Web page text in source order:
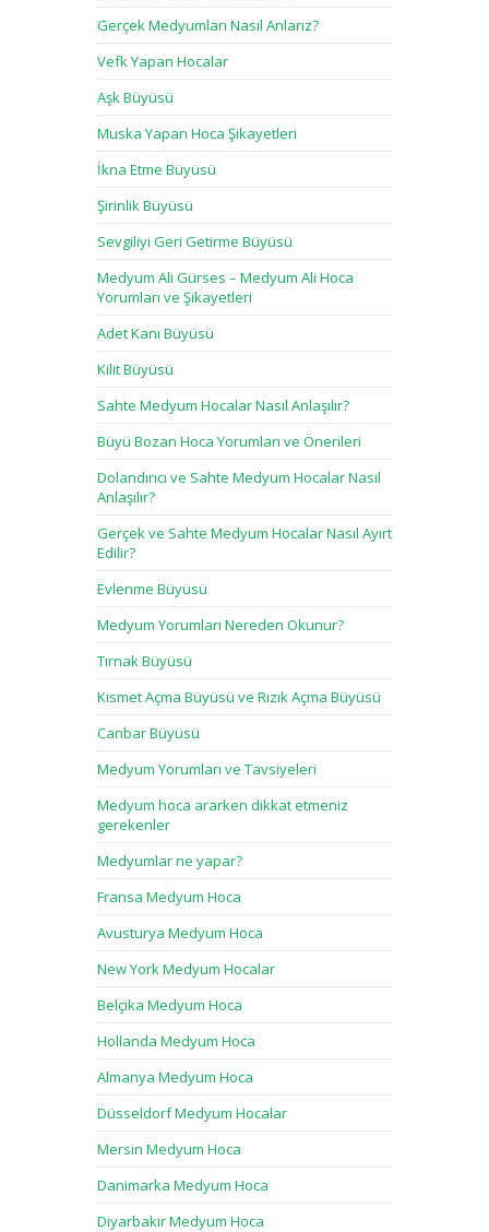
Gerçek Medyumları Nasıl Anlarız?
Vefk Yapan Hocalar
Aşk Büyüsü
Muska Yapan Hoca Şikayetleri
İkna Etme Büyüsü
Şirinlik Büyüsü
Sevgiliyi Geri Getirme Büyüsü
Medyum Ali Gürses – Medyum Ali Hoca
Yorumları ve Şikayetleri
Adet Kanı Büyüsü
Kilit Büyüsü
Sahte Medyum Hocalar Nasıl Anlaşılır?
Büyü Bozan Hoca Yorumları ve Önerileri
Dolandırıcı ve Sahte Medyum Hocalar Nasıl
Anlaşılır?
Gerçek ve Sahte Medyum Hocalar Nasıl Ayırt
Edilir?
Evlenme Büyüsü
Medyum Yorumları Nereden Okunur?
Tırnak Büyüsü
Kısmet Açma Büyüsü ve Rızık Açma Büyüsü
Canbar Büyüsü
Medyum Yorumları ve Tavsiyeleri
Medyum hoca ararken dikkat etmeniz
gerekenler
Medyumlar ne yapar?
Fransa Medyum Hoca
Avusturya Medyum Hoca
New York Medyum Hocalar
Belçika Medyum Hoca
Hollanda Medyum Hoca
Almanya Medyum Hoca
Düsseldorf Medyum Hocalar
Mersin Medyum Hoca
Danimarka Medyum Hoca
Diyarbakır Medyum Hoca